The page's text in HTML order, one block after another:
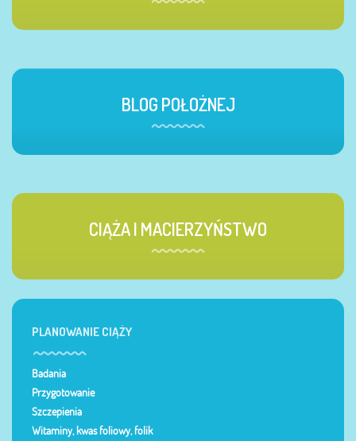
BLOG POŁOŻNEJ
CIĄŻA I MACIERZYŃSTWO
PLANOWANIE CIĄŻY
Badania
Przygotowanie
Szczepienia
Witaminy, kwas foliowy, folik